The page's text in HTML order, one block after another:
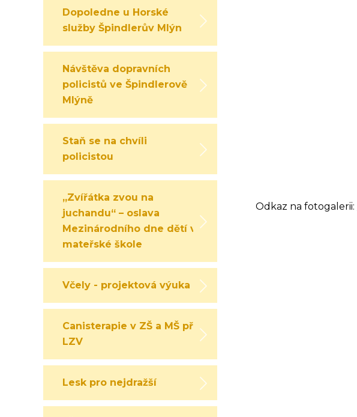
Odkaz na fotogalerii:
Dopoledne u Horské
služby Špindlerův Mlýn
Návštěva dopravních
policistů ve Špindlerově
Mlýně
Staň se na chvíli
policistou
„Zvířátka zvou na
juchandu“ – oslava
Mezinárodního dne dětí v
mateřské škole
Včely - projektová výuka
Canisterapie v ZŠ a MŠ při
LZV
Lesk pro nejdražší